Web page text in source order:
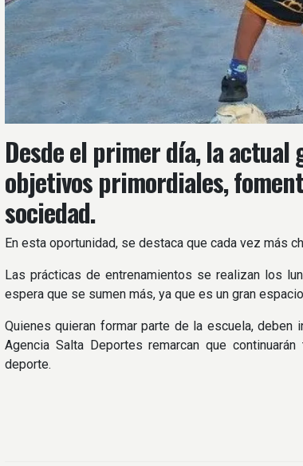
Desde el primer día, la actual
objetivos primordiales,
sociedad.
En esta oportunidad, se destaca que cada vez más
Las prácticas de entrenamientos se realizan los
espera que se sumen más, ya que es un gran
Quienes quieran formar parte de la escuela, deben
Agencia Salta Deportes remarcan que
deporte.